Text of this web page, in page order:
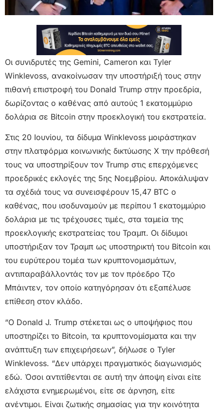
Οι συνιδρυτές της Gemini, Cameron και Tyler
Winklevoss, ανακοίνωσαν την υποστήριξή τους στην
πιθανή επιστροφή του Donald Trump στην προεδρία,
δωρίζοντας ο καθένας από αυτούς 1 εκατομμύριο
δολάρια σε Bitcoin στην προεκλογική του εκστρατεία.
Στις 20 Ιουνίου, τα δίδυμα Winklevoss μοιράστηκαν
στην πλατφόρμα κοινωνικής δικτύωσης X την πρόθεσή
τους να υποστηρίξουν τον Trump στις επερχόμενες
προεδρικές εκλογές της 5ης Νοεμβρίου. Αποκάλυψαν
τα σχέδιά τους να συνεισφέρουν 15,47 BTC ο
καθένας, που ισοδυναμούν με περίπου 1 εκατομμύριο
δολάρια με τις τρέχουσες τιμές, στα ταμεία της
προεκλογικής εκστρατείας του Τραμπ. Οι δίδυμοι
υποστήριξαν τον Τραμπ ως υποστηρικτή του Bitcoin και
του ευρύτερου τομέα των κρυπτονομισμάτων,
αντιπαραβάλλοντάς τον με τον πρόεδρο Τζο
Μπάιντεν, τον οποίο κατηγόρησαν ότι εξαπέλυσε
επίθεση στον κλάδο.
“Ο Donald J. Trump στέκεται ως ο υποψήφιος που
υποστηρίζει το Bitcoin, τα κρυπτονομίσματα και την
ανάπτυξη των επιχειρήσεων”, δήλωσε ο Tyler
Winklevoss. “Δεν υπάρχει πραγματικός διαγωνισμός
εδώ. Όσοι αντιτίθενται σε αυτή την άποψη είναι είτε
ελάχιστα ενημερωμένοι, είτε σε άρνηση, είτε
ανέντιμοι. Είναι ζωτικής σημασίας για την κοινότητα